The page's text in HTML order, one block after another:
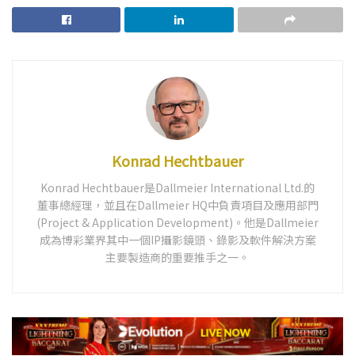
Konrad Hechtbauer
Konrad Hechtbauer是Dallmeier International Ltd.的
董事總經理，並且在Dallmeier HQ中負責項目及應用部門
(Project & Application Development)。他是Dallmeier
成為博彩業界其中一個IP攝影鏡頭、錄影及軟件解決方案
主要製造商的重要推手之一。